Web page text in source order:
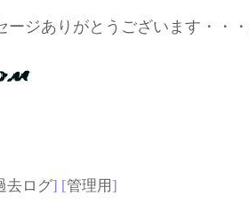
うございます・・・あたたかい
去ログ] [管理用]